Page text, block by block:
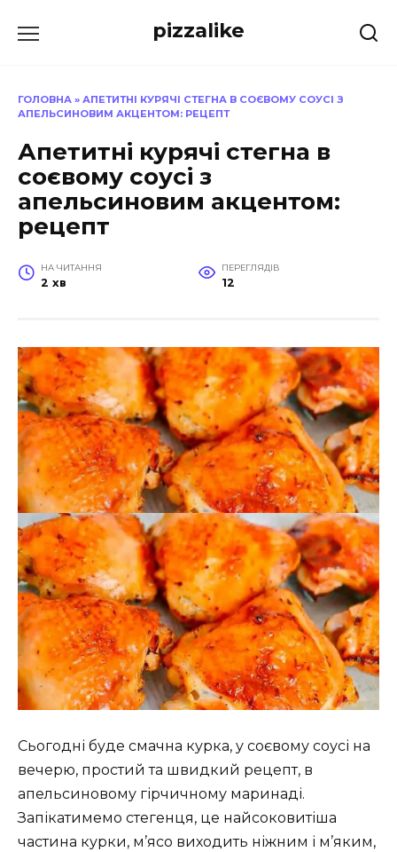
до
pizzalike
ГОЛОВНА » АПЕТИТНІ КУРЯЧІ СТЕГНА В СОЄВОМУ СОУСІ З
АПЕЛЬСИНОВИМ АКЦЕНТОМ: РЕЦЕПТ
Апетитні курячі стегна в
соєвому соусі з
апельсиновим акцентом:
рецепт
НА ЧИТАННЯ
2 хв
ПЕРЕГЛЯДІВ
12
Сьогодні буде смачна курка, у соєвому соусі на
вечерю, простий та швидкий рецепт, в
апельсиновому гірчичному маринаді.
Запікатимемо стегенця, це найсоковитіша
частина курки, м’ясо виходить ніжним і м’яким,